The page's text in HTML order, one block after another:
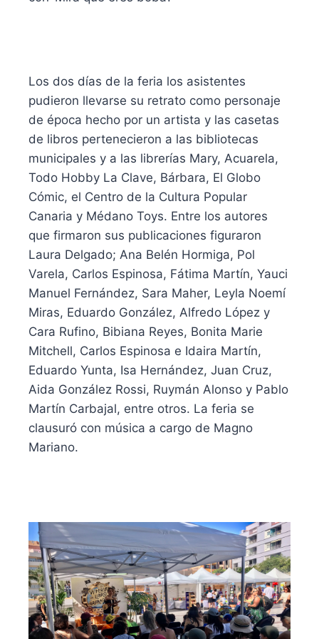
Los dos días de la feria los asistentes
pudieron llevarse su retrato como personaje
de época hecho por un artista y las casetas
de libros pertenecieron a las bibliotecas
municipales y a las librerías Mary, Acuarela,
Todo Hobby La Clave, Bárbara, El Globo
Cómic, el Centro de la Cultura Popular
Canaria y Médano Toys. Entre los autores
que firmaron sus publicaciones figuraron
Laura Delgado; Ana Belén Hormiga, Pol
Varela, Carlos Espinosa, Fátima Martín, Yauci
Manuel Fernández, Sara Maher, Leyla Noemí
Miras, Eduardo González, Alfredo López y
Cara Rufino, Bibiana Reyes, Bonita Marie
Mitchell, Carlos Espinosa e Idaira Martín,
Eduardo Yunta, Isa Hernández, Juan Cruz,
Aida González Rossi, Ruymán Alonso y Pablo
Martín Carbajal, entre otros. La feria se
clausuró con música a cargo de Magno
Mariano.